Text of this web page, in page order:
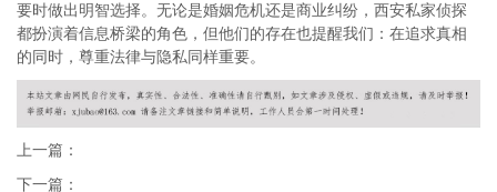
要时做出明智选择。无论是婚姻危机还是商业纠纷，西安私家侦探
都扮演着信息桥梁的角色，但他们的存在也提醒我们：在追求真相
的同时，尊重法律与隐私同样重要。
上一篇：
下一篇：